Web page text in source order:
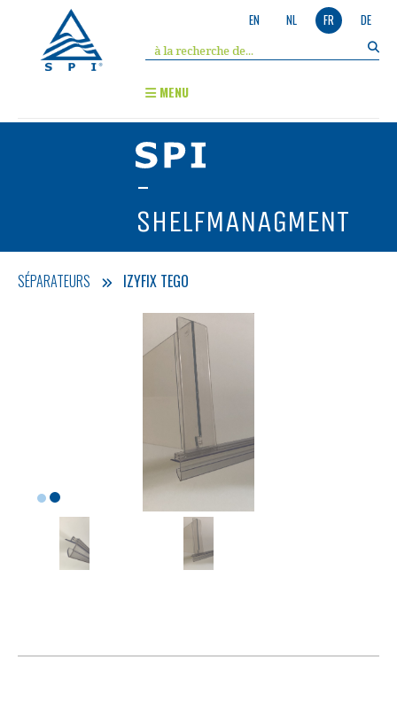
EN NL FR DE
MENU
-
SHELFMANAGMENT
SÉPARATEURS IZYFIX TEGO